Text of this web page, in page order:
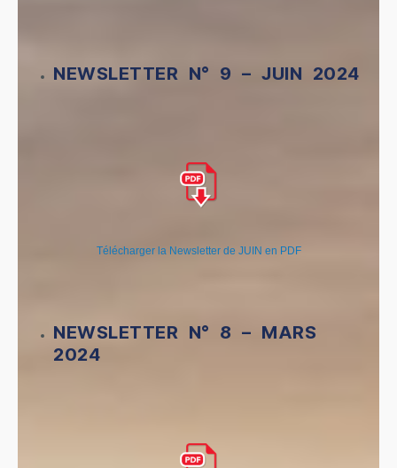
NEWSLETTER N° 9 – JUIN 2024
Télécharger la Newsletter de JUIN en PDF
NEWSLETTER N° 8 – MARS
2024